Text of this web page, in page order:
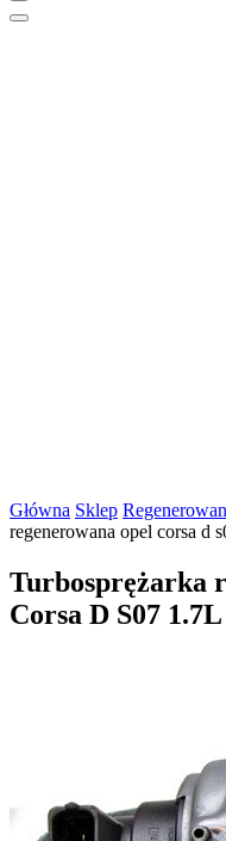
Główna Sklep
regenerowana opel corsa d
Turbosprężarka
Corsa D S07